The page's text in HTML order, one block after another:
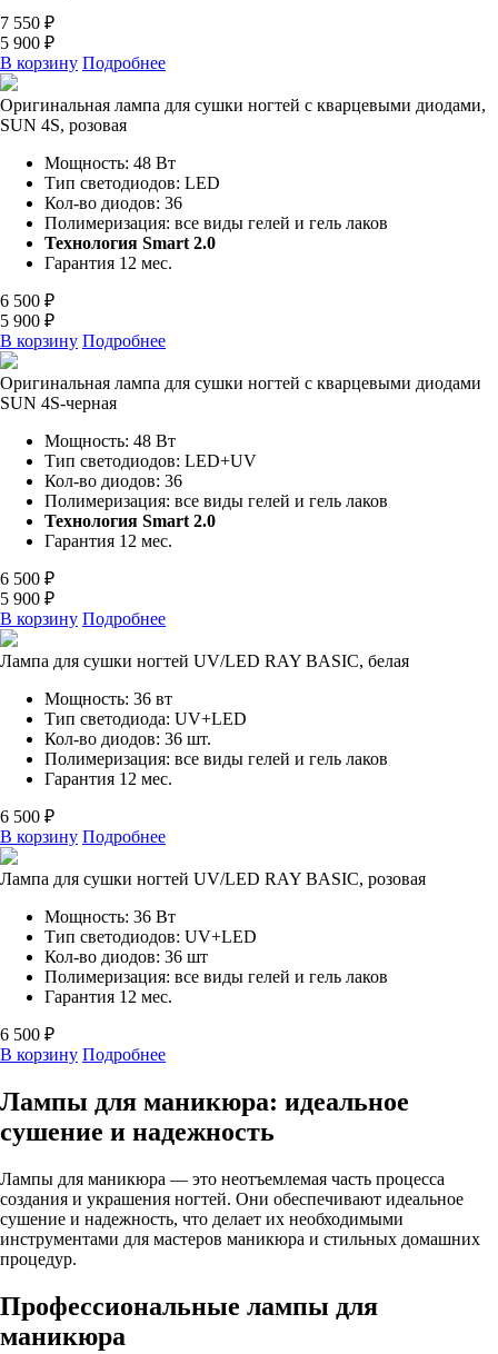
7 550 ₽
5 900 ₽
В корзину Подробнее
Оригинальная лампа для сушки ногтей с кварцевыми диодами,
SUN 4S, розовая
Мощность: 48 Вт
Тип светодиодов: LED
Кол-во диодов: 36
Полимеризация: все виды гелей и гель лаков
Технология Smart 2.0
Гарантия 12 мес.
6 500 ₽
5 900 ₽
В корзину Подробнее
Оригинальная лампа для сушки ногтей с кварцевыми диодами
SUN 4S-черная
Мощность: 48 Вт
Тип светодиодов: LED+UV
Кол-во диодов: 36
Полимеризация: все виды гелей и гель лаков
Технология Smart 2.0
Гарантия 12 мес.
6 500 ₽
5 900 ₽
В корзину Подробнее
Лампа для сушки ногтей UV/LED RAY BASIC, белая
Мощность: 36 вт
Тип светодиода: UV+LED
Кол-во диодов: 36 шт.
Полимеризация: все виды гелей и гель лаков
Гарантия 12 мес.
6 500 ₽
В корзину Подробнее
Лампа для сушки ногтей UV/LED RAY BASIC, розовая
Мощность: 36 Вт
Тип светодиодов: UV+LED
Кол-во диодов: 36 шт
Полимеризация: все виды гелей и гель лаков
Гарантия 12 мес.
6 500 ₽
В корзину Подробнее
Лампы для маникюра: идеальное
сушение и надежность
Лампы для маникюра — это неотъемлемая часть процесса
создания и украшения ногтей. Они обеспечивают идеальное
сушение и надежность, что делает их необходимыми
инструментами для мастеров маникюра и стильных домашних
процедур.
Профессиональные лампы для
маникюра